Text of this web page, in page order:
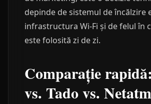
depinde de sistemul de încălzire
infrastructura Wi-Fi și de felul în
este folosită zi de zi.
Comparație
vs. Tado vs.